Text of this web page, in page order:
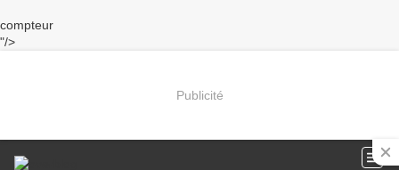
compteur
"/>
Publicité